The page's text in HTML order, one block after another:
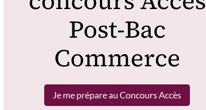
Post-Bac
Commerce
Je me prépare au Concours Accès